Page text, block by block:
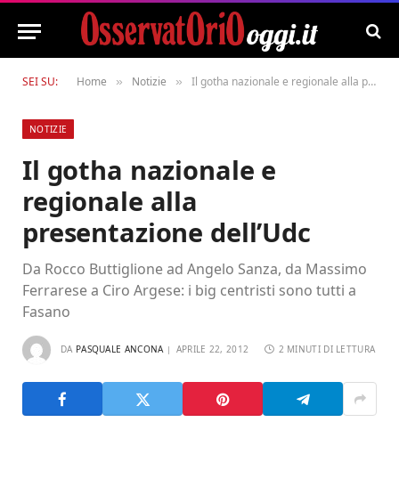
SEI SU: Home » Notizie » Il gotha nazionale e regionale alla presentazione dell’Udc
NOTIZIE
Il gotha nazionale e
regionale alla
presentazione dell’Udc
Da Rocco Buttiglione ad Angelo Sanza, da Massimo
Ferrarese a Ciro Argese: i big centristi sono tutti a
Fasano
DA PASQUALE ANCONA APRILE 22, 2012 2 MINUTI DI LETTURA